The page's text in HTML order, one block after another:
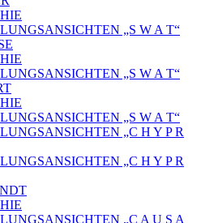
„S W A T“
„S W A T“
„S W A T“
„C H Y P R
„C H Y P R
„C A U S A